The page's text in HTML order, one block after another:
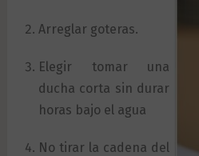
Arreglar goteras.
Elegir tomar una
ducha corta sin durar
horas bajo el agua
No tirar la cadena del